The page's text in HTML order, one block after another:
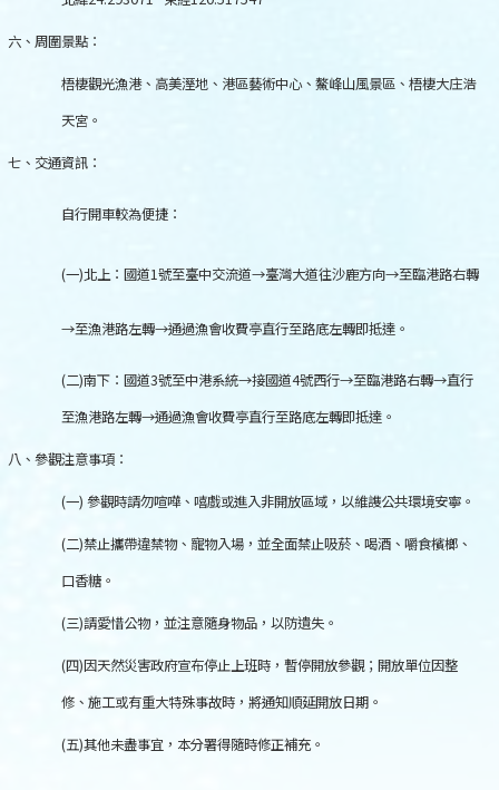
六、周圍景點：
梧棲觀光漁港、高美溼地、港區藝術中心、鰲峰山風景區、梧棲大庄浩
天宮。
七、交通資訊：
自行開車較為便捷：
(一)北上：國道1號至臺中交流道→臺灣大道往沙鹿方向→至臨港路右轉
→至漁港路左轉→通過漁會收費亭直行至路底左轉即抵達。
(二)南下：國道3號至中港系統→接國道4號西行→至臨港路右轉→直行
至漁港路左轉→通過漁會收費亭直行至路底左轉即抵達。
八、參觀注意事項：
(一) 參觀時請勿喧嘩、嘻戲或進入非開放區域，以維謢公共環境安寧。
(二)禁止攜帶違禁物、寵物入場，並全面禁止吸菸、喝酒、嚼食檳榔、
口香糖。
(三)請愛惜公物，並注意隨身物品，以防遺失。
(四)因天然災害政府宣布停止上班時，暫停開放參觀；開放單位因整
修、施工或有重大特殊事故時，將通知順延開放日期。
(五)其他未盡事宜，本分署得隨時修正補充。